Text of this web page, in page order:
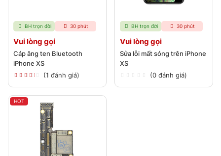
BH trọn đời 30 phút
Vui lòng gọi
Cáp ăng ten Bluetooth
iPhone XS
(1 đánh giá)
BH trọn đời 30 phút
Vui lòng gọi
Sửa lỗi mất sóng trên iPhone
XS
(0 đánh giá)
HOT